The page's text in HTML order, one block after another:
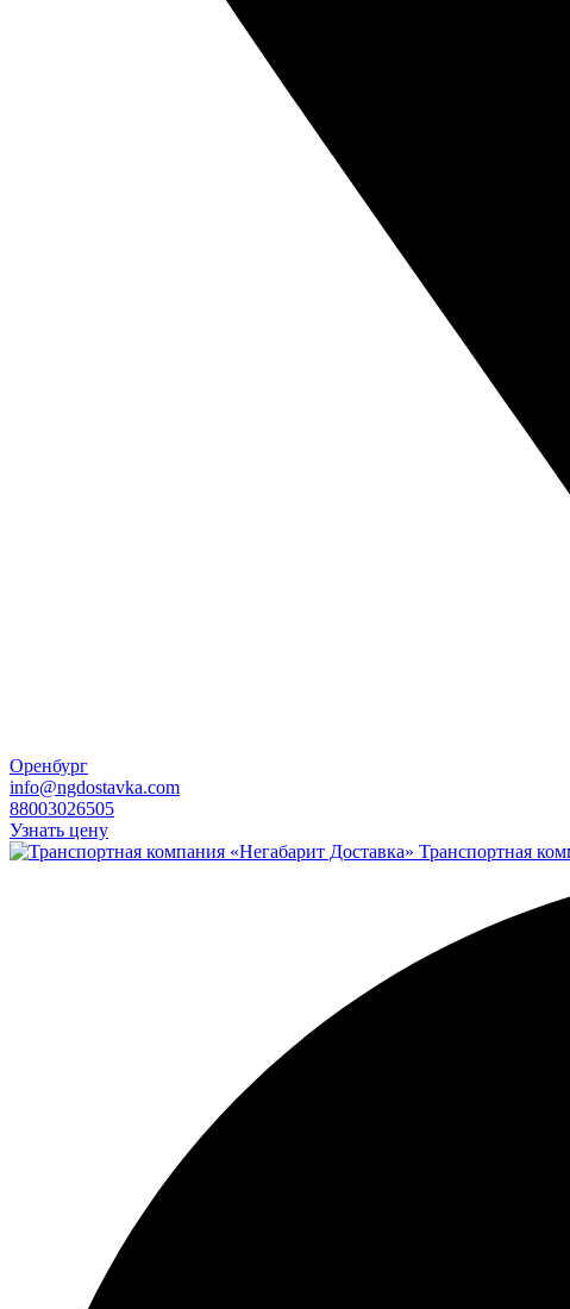
Оренбург
info@ngdostavka.com
88003026505
Узнать цену
Транспортная